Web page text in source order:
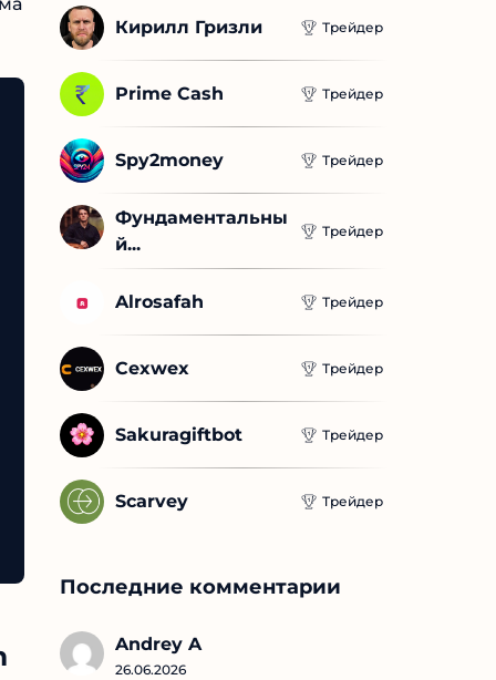
Кирилл Гризли Трейдер
Prime Cash Трейдер
Spy2money Трейдер
Фундаментальны
й...
Трейдер
Alrosafah Трейдер
Cexwex Трейдер
Sakuragiftbot Трейдер
Scarvey Трейдер
Последние комментарии
Andrey A
26.06.2026